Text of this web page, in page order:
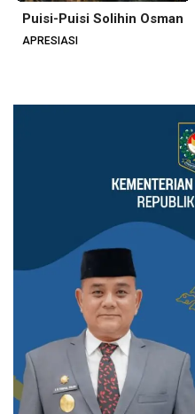
Puisi-Puisi Solihin Osman
APRESIASI